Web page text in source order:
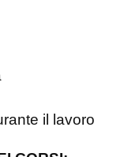
il lavoro